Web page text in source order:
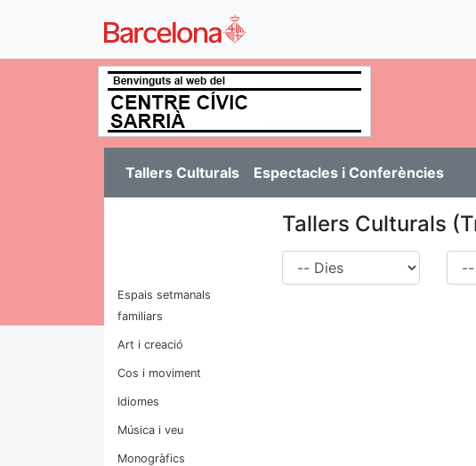
Tallers Culturals Espectacles i Conferències
Espais setmanals
familiars
Art i creació
Cos i moviment
Idiomes
Música i veu
Monogràfics
Tallers Culturals